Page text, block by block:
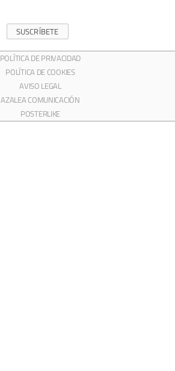
SUSCRÍBETE
POLÍTICA DE PRIVACIDAD
POLÍTICA DE COOKIES
AVISO LEGAL
AZALEA COMUNICACIÓN
POSTERLIKE